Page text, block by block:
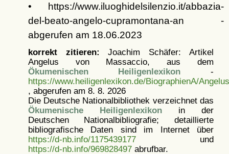
• https://www.iluoghidelsilenzio.it/abbazia-
del-beato-angelo-cupramontana-an -
abgerufen am 18.06.2023
korrekt zitieren: Joachim Schäfer: Artikel
Angelus von Massaccio, aus dem
Ökumenischen Heiligenlexikon -
https://www.heiligenlexikon.de/BiographienA/
, abgerufen am 8. 8. 2026
Die Deutsche Nationalbibliothek verzeichnet das
Ökumenische Heiligenlexikonin der
Deutschen Nationalbibliografie; detaillierte
bibliografische Daten sind im Internet über
https://d-nb.info/1175439177und
https://d-nb.info/969828497abrufbar.